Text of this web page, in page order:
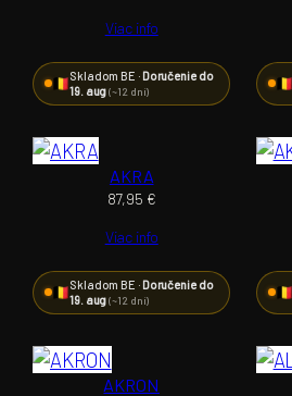
Viac info
Skladom BE ·Doručenie do
19. aug(~12 dní)
AKRA
87,95 €
Viac info
Skladom BE ·Doručenie do
19. aug(~12 dní)
AKRON